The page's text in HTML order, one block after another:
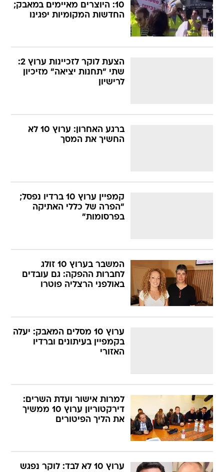
10: היוצרים מאיימים במאבק;
החדשות המקומיות יפגינו
הצעת לוקר לזכיינות ערוץ 2:
שתי "תחנות יציאה" מזיכיון
לרישיון
ברגע האחרון: ערוץ 10 לא
החשיך את המסך
קמפיין ערוץ 10 ברדיו נפסל;
"הפרה של כללי האתיקה
בפרסומות"
המשבר בערוץ 10 זולג
לחברות ההפקה: גם עובדים
באולפני הרצליה פוטרו
ערוץ 10 מסלים המאבק: יעלה
בקמפיין בעיתונים וברדיו
האזורי
למרות אישור ועדת השרים:
דירקטוריון ערוץ 10 ממשיך
את הליך הפיטורים
ערוץ 10 לא לבד: לוקר נפגש